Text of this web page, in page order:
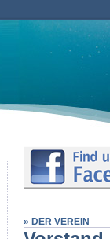
» DER VEREIN